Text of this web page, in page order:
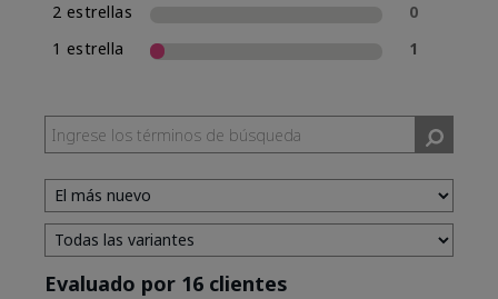
2 estrellas
0
1 estrella
1
Evaluado por 16 clientes